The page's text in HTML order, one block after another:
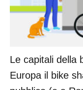
Le capitali della
Europa il bike